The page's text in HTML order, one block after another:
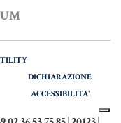
DICHIARAZIONE
ACCESSIBILITA'